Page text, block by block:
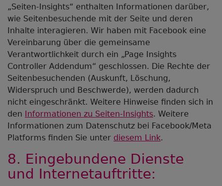
„Seiten-Insights“ enthalten Informationen darüber,
wie Seitenbesuchende mit der Seite und deren
Inhalte interagieren. Wir haben mit Facebook eine
Vereinbarung über die gemeinsame
Verantwortlichkeit durch ein „Page Insights
Controller Addendum“ geschlossen. Die Rechte der
Seitenbesuchenden (Auskunft, Löschung,
Widerspruch und Beschwerde), werden dadurch
nicht eingeschränkt. Weitere Hinweise finden sich in
den Informationen zu Seiten-Insights. Weitere
Informationen zum Datenschutz bei Facebook/Meta
Platforms finden Sie unter diesem Link.
8. Eingebundene Dienste
und Internetauftritte: